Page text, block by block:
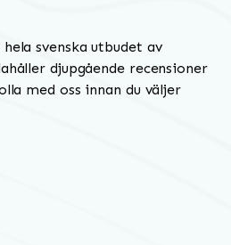
svenska utbudet av
djupgående recensioner
med oss innan du väljer